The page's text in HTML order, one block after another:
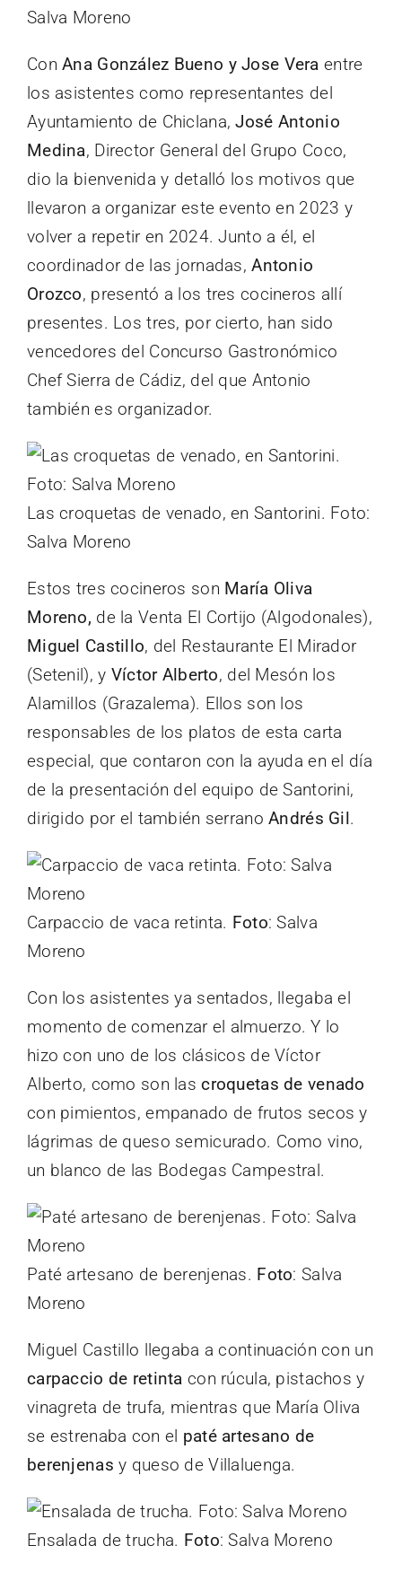
Salva Moreno
Con Ana González Bueno y Jose Vera entre
los asistentes como representantes del
Ayuntamiento de Chiclana,José Antonio
Medina, Director General del Grupo Coco,
dio la bienvenida y detalló los motivos que
llevaron a organizar este evento en 2023 y
volver a repetir en 2024. Junto a él, el
coordinador de las jornadas,Antonio
Orozco, presentó a los tres cocineros allí
presentes. Los tres, por cierto, han sido
vencedores del Concurso Gastronómico
Chef Sierra de Cádiz, del que Antonio
también es organizador.
Las croquetas de venado, en Santorini. Foto:
Salva Moreno
Estos tres cocineros son María Oliva
Moreno, de la Venta El Cortijo (Algodonales),
Miguel Castillo, del Restaurante El Mirador
(Setenil), y Víctor Alberto, del Mesón los
Alamillos (Grazalema). Ellos son los
responsables de los platos de esta carta
especial, que contaron con la ayuda en el día
de la presentación del equipo de Santorini,
dirigido por el también serranoAndrés Gil.
Carpaccio de vaca retinta. Foto: Salva
Moreno
Con los asistentes ya sentados, llegaba el
momento de comenzar el almuerzo. Y lo
hizo con uno de los clásicos de Víctor
Alberto, como son lascroquetas de venado
con pimientos, empanado de frutos secos y
lágrimas de queso semicurado. Como vino,
un blanco de las Bodegas Campestral.
Paté artesano de berenjenas. Foto: Salva
Moreno
Miguel Castillo llegaba a continuación con un
carpaccio de retinta con rúcula, pistachos y
vinagreta de trufa, mientras que María Oliva
se estrenaba con el paté artesano de
berenjenas y queso de Villaluenga.
Ensalada de trucha. Foto: Salva Moreno